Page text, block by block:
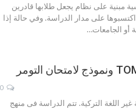
مبنية على نظام يجعل طلابها قادرين
على مدار الدراسة.وفي حالة إذا
أو الجامعات…
اللغة التركية. تتم الدراسة فى منهج